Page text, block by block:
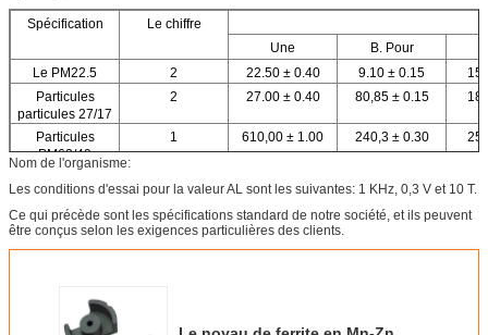
Spécification
Le chiffre
Une
B. Pour
Le PM22.5
2 22.50 ± 0.40 9.10 ± 0.15
Particules
particules 27/17
2 27.00 ± 0.40 80,85 ± 0.15
Particules
PM62/49
1 610,00 ± 1.00 240,3 ± 0.30
PM74/59
en prie.50
Nom de l'organisme:
Les conditions d'essai pour la valeur AL sont les suivantes: 1 KHz, 0,3 V et 10 T.
Ce qui précède sont les spécifications standard de notre société, et ils peuvent
être conçus selon les exigences particulières des clients.